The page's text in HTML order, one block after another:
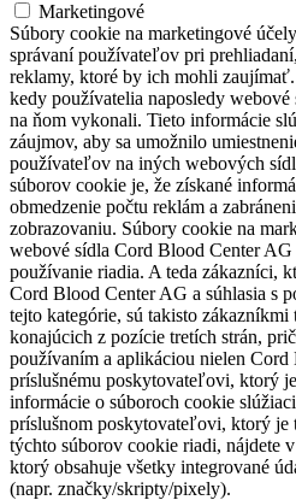
Marketingové
Súbory cookie na marketingové
správaní používateľov pri
reklamy, ktoré by ich mohli
kedy používatelia naposledy
na ňom vykonali. Tieto informácie
záujmov, aby sa umožnilo
používateľov na iných webových
súborov cookie je, že získané
obmedzenie počtu reklám a
zobrazovaniu. Súbory cookie na
webové sídla Cord Blood Center
používanie riadia. A teda zákazníci,
Cord Blood Center AG a súhlasia s
tejto kategórie, sú takisto
konajúcich z pozície tretích strán,
používaním a aplikáciou nielen
príslušnému poskytovateľovi, ktorý
informácie o súboroch cookie
príslušnom poskytovateľovi, ktorý je
týchto súborov cookie riadi, nájdete
ktorý obsahuje všetky integrované
(napr. značky/skripty/pixely).